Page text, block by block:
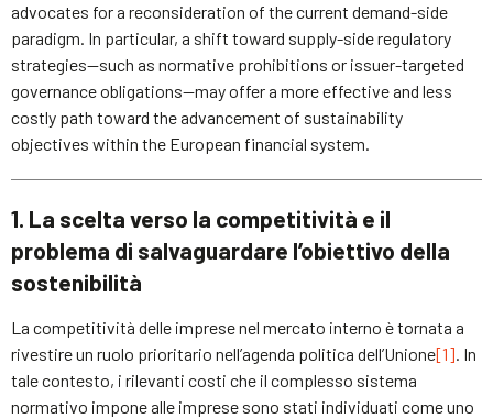
advocates for a reconsideration of the current demand-side
paradigm. In particular, a shift toward supply-side regulatory
strategies—such as normative prohibitions or issuer-targeted
governance obligations—may offer a more effective and less
costly path toward the advancement of sustainability
objectives within the European financial system.
1. La scelta verso la competitività e il
problema di salvaguardare l’obiettivo della
sostenibilità
La competitività delle imprese nel mercato interno è tornata a
rivestire un ruolo prioritario nell’agenda politica dell’Unione[1]. In
tale contesto, i rilevanti costi che il complesso sistema
normativo impone alle imprese sono stati individuati come uno